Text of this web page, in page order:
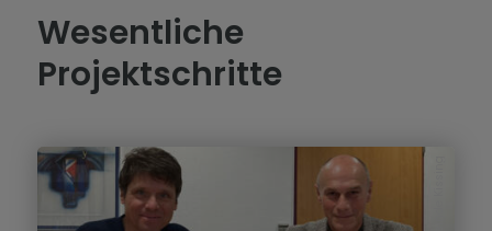
Wesentliche
Projektschritte